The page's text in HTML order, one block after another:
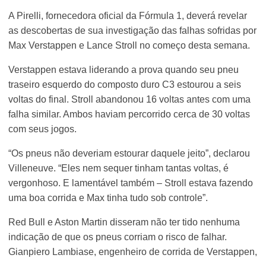
A Pirelli, fornecedora oficial da Fórmula 1, deverá revelar
as descobertas de sua investigação das falhas sofridas por
Max Verstappen e Lance Stroll no começo desta semana.
Verstappen estava liderando a prova quando seu pneu
traseiro esquerdo do composto duro C3 estourou a seis
voltas do final. Stroll abandonou 16 voltas antes com uma
falha similar. Ambos haviam percorrido cerca de 30 voltas
com seus jogos.
“Os pneus não deveriam estourar daquele jeito”, declarou
Villeneuve. “Eles nem sequer tinham tantas voltas, é
vergonhoso. E lamentável também – Stroll estava fazendo
uma boa corrida e Max tinha tudo sob controle”.
Red Bull e Aston Martin disseram não ter tido nenhuma
indicação de que os pneus corriam o risco de falhar.
Gianpiero Lambiase, engenheiro de corrida de Verstappen,